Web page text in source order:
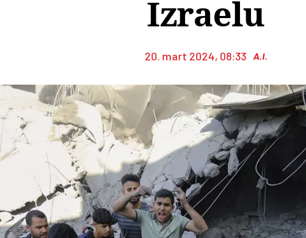
Izraelu
20. mart 2024, 08:33 A.I.